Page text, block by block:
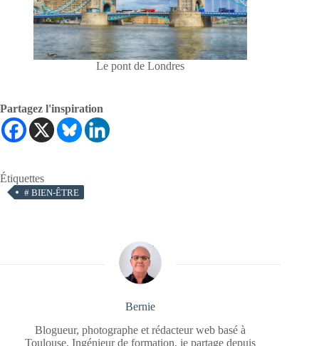
Le pont de Londres
Partagez l'inspiration
Étiquettes
# BIEN-ÊTRE
Bernie
Blogueur, photographe et rédacteur web basé à
Toulouse. Ingénieur de formation, je partage depuis